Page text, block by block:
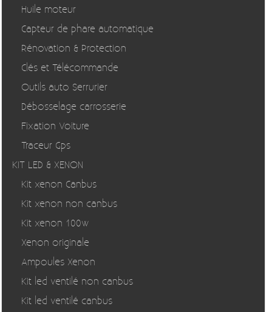
Huile moteur
Capteur de phare automatique
Rénovation & Protection
Clés et Télécommande
Outils auto Serrurier
Débosselage carrosserie
Fixation Voiture
Traceur Gps
KIT LED & XENON
Kit xenon Canbus
Kit xenon non canbus
Kit xenon 100w
Xenon originale
Ampoules Xenon
Kit led ventilé non canbus
Kit led ventilé canbus